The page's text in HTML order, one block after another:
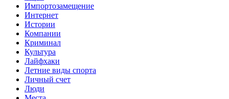
Импортозамещение
Интернет
Истории
Компании
Криминал
Культура
Лайфхаки
Летние виды спорта
Личный счет
Люди